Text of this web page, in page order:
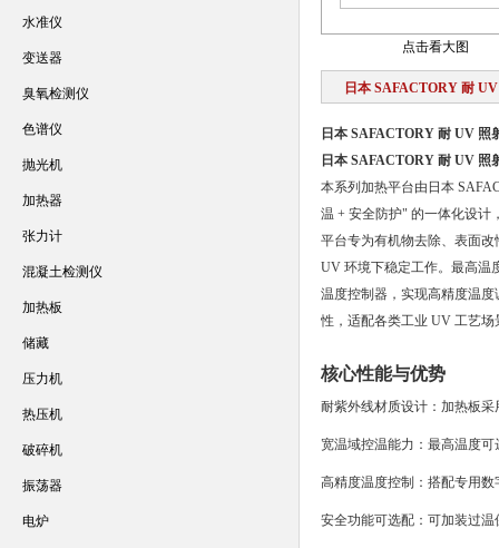
点击看大图
日本 SAFACTORY 耐
日本 SAFACTORY 耐 UV 照
日本 SAFACTORY 耐 UV 照
本系列加热平台由日本
温 + 安全防护" 的一体化设计
平台专为有机物去除、表面
UV 环境下稳定工作。最高温
温度控制器，实现高精度温
性，适配各类工业 UV 工艺场
核心性能与优势
耐紫外线材质设计：加热板采
宽温域控温能力 ：最高温度
高精度温度控制 ：搭配专用
安全功能可选配：可加装过温
水准仪
变送器
臭氧检测仪
色谱仪
抛光机
加热器
张力计
混凝土检测仪
加热板
储藏
压力机
热压机
破碎机
振荡器
电炉